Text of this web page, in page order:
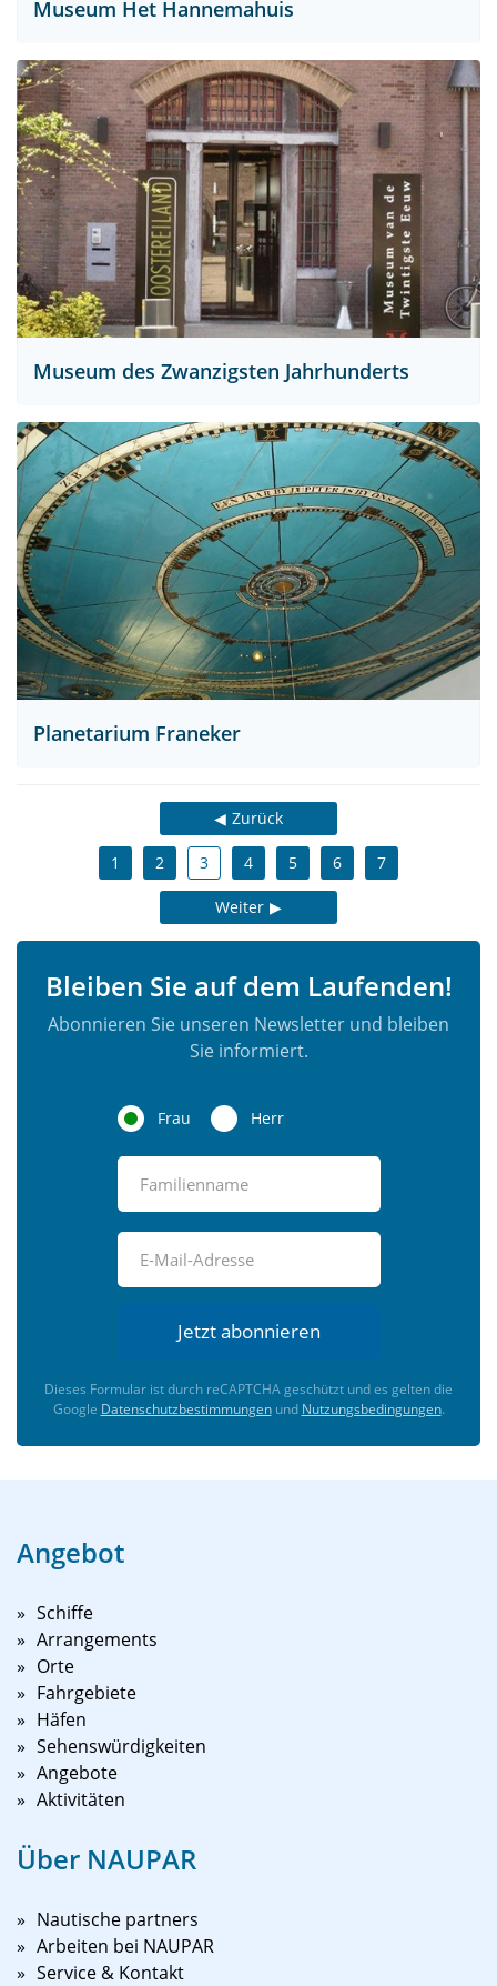
Museum Het Hannemahuis
Museum des Zwanzigsten Jahrhunderts
Planetarium Franeker
Zurück
1 2 3 4 5 6 7
Weiter
Bleiben Sie auf dem Laufenden!
Abonnieren Sie unseren Newsletter und bleiben
Sie informiert.
Frau Herr
Jetzt abonnieren
Dieses Formular ist durch reCAPTCHA geschützt und es gelten die
Google Datenschutzbestimmungenund Nutzungsbedingungen.
Angebot
Schiffe
Arrangements
Orte
Fahrgebiete
Häfen
Sehenswürdigkeiten
Angebote
Aktivitäten
Über NAUPAR
Nautische partners
Arbeiten bei NAUPAR
Service & Kontakt